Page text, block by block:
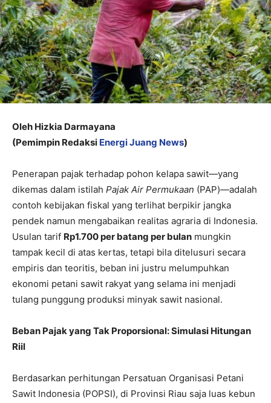
Oleh Hizkia Darmayana
(Pemimpin Redaksi Energi Juang News)
Penerapan pajak terhadap pohon kelapa sawit—yang
dikemas dalam istilah Pajak Air Permukaan (PAP)—adalah
contoh kebijakan fiskal yang terlihat berpikir jangka
pendek namun mengabaikan realitas agraria di Indonesia.
Usulan tarif Rp1.700 per batang per bulan mungkin
tampak kecil di atas kertas, tetapi bila ditelusuri secara
empiris dan teoritis, beban ini justru melumpuhkan
ekonomi petani sawit rakyat yang selama ini menjadi
tulang punggung produksi minyak sawit nasional.
Beban Pajak yang Tak Proporsional: Simulasi Hitungan
Riil
Berdasarkan perhitungan Persatuan Organisasi Petani
Sawit Indonesia (POPSI), di Provinsi Riau saja luas kebun